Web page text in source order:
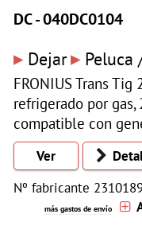
DC - 040DC0104
▸ Dejar▸ Peluca
FRONIUS Trans
refrigerado por gas,
compatible con
Ver
Nº fabricante
más gastos de envío